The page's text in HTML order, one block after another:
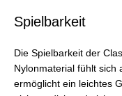
Spielbarkeit
Die Spielbarkeit der
Nylonmaterial fühlt sich
ermöglicht ein leichtes